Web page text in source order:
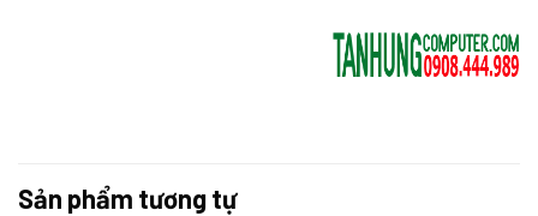
Sản phẩm tương tự